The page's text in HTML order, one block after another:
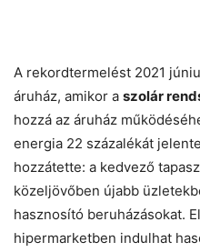
A rekordtermelést 2021
áruház, amikor a szolár
hozzá az áruház
energia 22 százalékát
hozzátette: a kedvező
közeljövőben újabb
hasznosító beruházásokat.
hipermarketben indulhat